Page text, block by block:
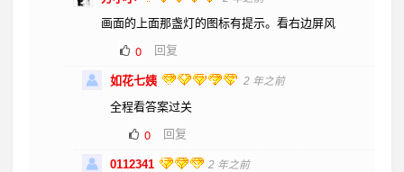
画面的上面那盏灯的图标有提示。看右边屏风
0
回复
如花七姨 2 年之前
全程看答案过关
0
回复
0112341 2 年之前